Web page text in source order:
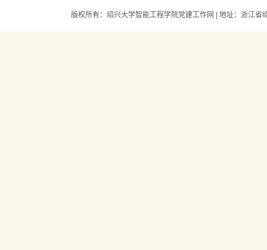
版权所有：绍兴大学智能工程学院党建工作网 | 地址：浙江